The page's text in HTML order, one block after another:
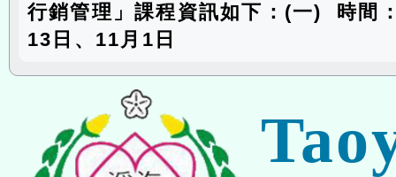
行銷管理」課程資訊如下：(一) 時間
13日、11月1日